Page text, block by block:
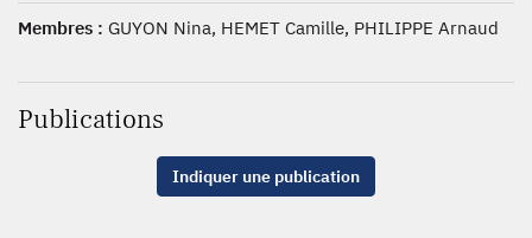
Membres : GUYON Nina, HEMET Camille, PHILIPPE Arnaud
Publications
Indiquer une publication